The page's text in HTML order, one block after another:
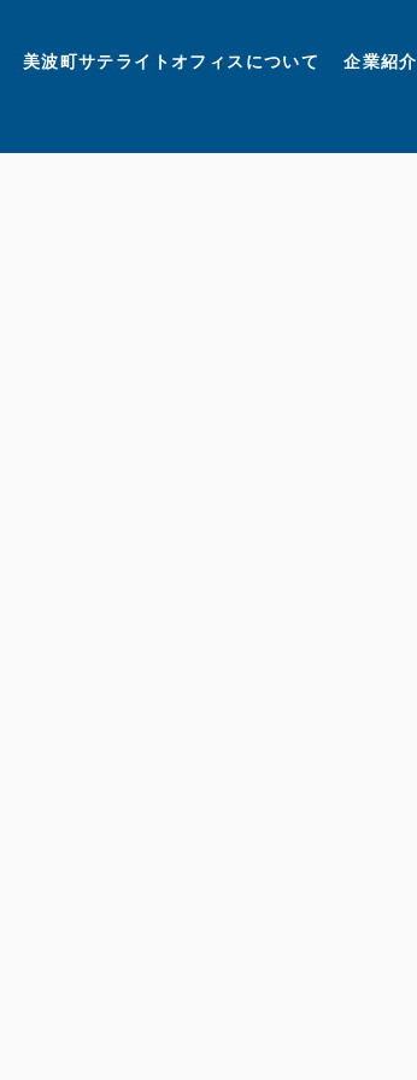
美波町サテライトオフィスについて 企業紹介
美波町 ミナミマリンラボ
個人情報保護方針